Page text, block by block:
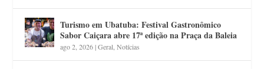
Turismo em Ubatuba: Festival Gastronômico
Sabor Caiçara abre 17ª edição na Praça da Baleia
ago 2, 2026|Geral ,Notícias